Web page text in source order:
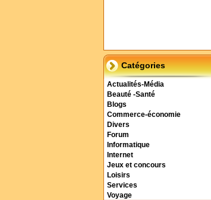
Catégories
Actualités-Média
Beauté -Santé
Blogs
Commerce-économie
Divers
Forum
Informatique
Internet
Jeux et concours
Loisirs
Services
Voyage